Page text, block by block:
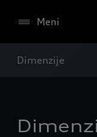
Meni
Dimenzije